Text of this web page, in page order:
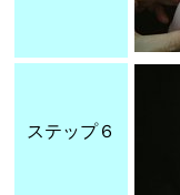
ステップ６